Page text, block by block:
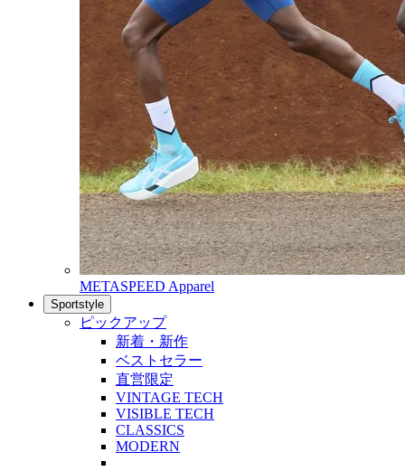
METASPEED Apparel
Sportstyle
ピックアップ
新着・新作
ベストセラー
直営限定
VINTAGE TECH
VISIBLE TECH
CLASSICS
MODERN